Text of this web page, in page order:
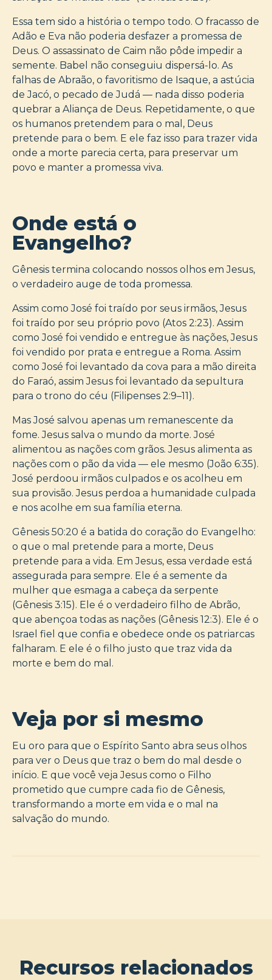
Essa tem sido a história o tempo todo. O fracasso de
Adão e Eva não poderia desfazer a promessa de
Deus. O assassinato de Caim não pôde impedir a
semente. Babel não conseguiu dispersá-lo. As
falhas de Abraão, o favoritismo de Isaque, a astúcia
de Jacó, o pecado de Judá — nada disso poderia
quebrar a Aliança de Deus. Repetidamente, o que
os humanos pretendem para o mal, Deus
pretende para o bem. E ele faz isso para trazer vida
onde a morte parecia certa, para preservar um
povo e manter a promessa viva.
Onde está o
Evangelho?
Gênesis termina colocando nossos olhos em Jesus,
o verdadeiro auge de toda promessa.
Assim como José foi traído por seus irmãos, Jesus
foi traído por seu próprio povo (Atos 2:23). Assim
como José foi vendido e entregue às nações, Jesus
foi vendido por prata e entregue a Roma. Assim
como José foi levantado da cova para a mão direita
do Faraó, assim Jesus foi levantado da sepultura
para o trono do céu (Filipenses 2:9–11).
Mas José salvou apenas um remanescente da
fome. Jesus salva o mundo da morte. José
alimentou as nações com grãos. Jesus alimenta as
nações com o pão da vida — ele mesmo (João 6:35).
José perdoou irmãos culpados e os acolheu em
sua provisão. Jesus perdoa a humanidade culpada
e nos acolhe em sua família eterna.
Gênesis 50:20 é a batida do coração do Evangelho:
o que o mal pretende para a morte, Deus
pretende para a vida. Em Jesus, essa verdade está
assegurada para sempre. Ele é a semente da
mulher que esmaga a cabeça da serpente
(Gênesis 3:15). Ele é o verdadeiro filho de Abrão,
que abençoa todas as nações (Gênesis 12:3). Ele é o
Israel fiel que confia e obedece onde os patriarcas
falharam. E ele é o filho justo que traz vida da
morte e bem do mal.
Veja por si mesmo
Eu oro para que o Espírito Santo abra seus olhos
para ver o Deus que traz o bem do mal desde o
início. E que você veja Jesus como o Filho
prometido que cumpre cada fio de Gênesis,
transformando a morte em vida e o mal na
salvação do mundo.
Recursos relacionados